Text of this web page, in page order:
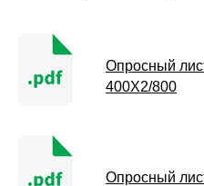
Опросный
400X2/800
Опросный